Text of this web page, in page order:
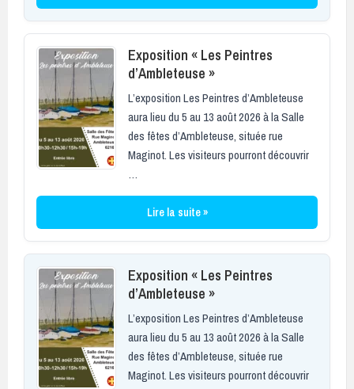
Exposition « Les Peintres
d’Ambleteuse »
L’exposition Les Peintres d’Ambleteuse
aura lieu du 5 au 13 août 2026 à la Salle
des fêtes d’Ambleteuse, située rue
Maginot. Les visiteurs pourront découvrir
…
Lire la suite »
Exposition « Les Peintres
d’Ambleteuse »
L’exposition Les Peintres d’Ambleteuse
aura lieu du 5 au 13 août 2026 à la Salle
des fêtes d’Ambleteuse, située rue
Maginot. Les visiteurs pourront découvrir